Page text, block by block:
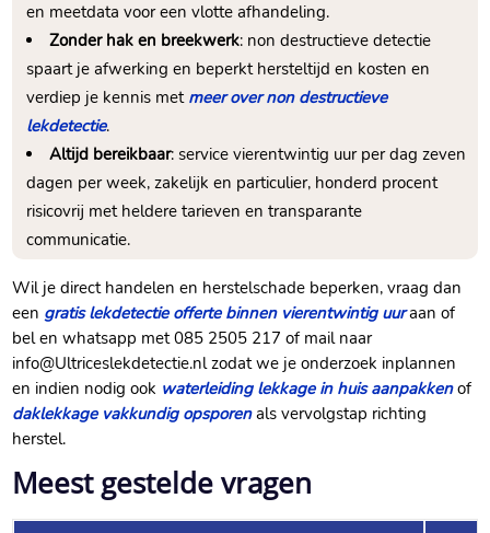
en meetdata voor een vlotte afhandeling.
Zonder hak en breekwerk: non destructieve detectie
spaart je afwerking en beperkt hersteltijd en kosten en
verdiep je kennis met meer over non destructieve
lekdetectie.
Altijd bereikbaar: service vierentwintig uur per dag zeven
dagen per week, zakelijk en particulier, honderd procent
risicovrij met heldere tarieven en transparante
communicatie.
Wil je direct handelen en herstelschade beperken, vraag dan
een gratis lekdetectie offerte binnen vierentwintig uuraan of
bel en whatsapp met 085 2505 217 of mail naar
info@Ultriceslekdetectie.nl zodat we je onderzoek inplannen
en indien nodig ook waterleiding lekkage in huis aanpakkenof
daklekkage vakkundig opsporenals vervolgstap richting
herstel.
Meest gestelde vragen